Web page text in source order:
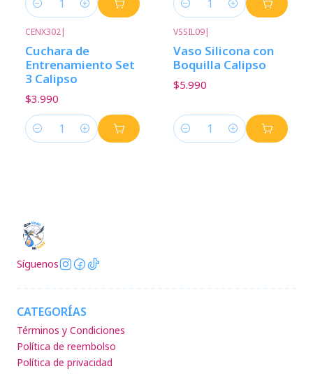
Cantidad Cantidad
CENX302|
Cuchara de
Entrenamiento Set
3 Calipso
$3.990
Cantidad
VSSIL09|
Vaso Silicona con
Boquilla Calipso
$5.990
Cantidad
Síguenos
CATEGORÍAS
Términos y Condiciones
Política de reembolso
Política de privacidad